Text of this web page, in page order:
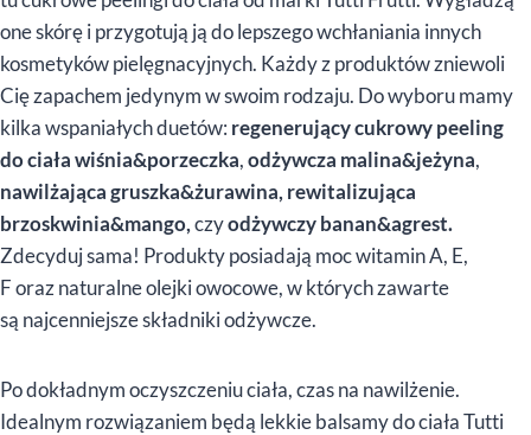
one skórę i przygotują ją do lepszego wchłaniania innych
kosmetyków pielęgnacyjnych. Każdy z produktów zniewoli
Cię zapachem jedynym w swoim rodzaju. Do wyboru mamy
kilka wspaniałych duetów: regenerujący cukrowy peeling
do ciała wiśnia&porzeczka,odżywcza malina&jeżyna,
nawilżająca gruszka&żurawina, rewitalizująca
brzoskwinia&mango,czyodżywczy banan&agrest.
Zdecyduj sama! Produkty posiadają moc witamin A, E,
F oraz naturalne olejki owocowe, w których zawarte
są najcenniejsze składniki odżywcze.
Po dokładnym oczyszczeniu ciała, czas na nawilżenie.
Idealnym rozwiązaniem będą lekkie balsamy do ciała Tutti